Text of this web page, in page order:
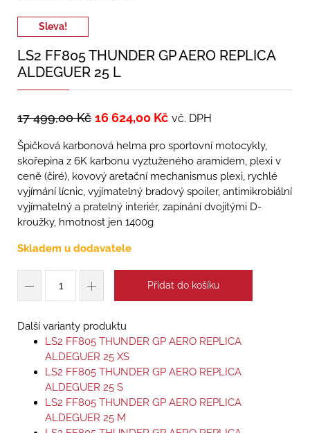
Sleva!
LS2 FF805 THUNDER GP AERO REPLICA
ALDEGUER 25 L
17 499,00Kč 16 624,00 Kč vč. DPH
Špičková karbonová helma pro sportovní motocykly,
skořepina z 6K karbonu vyztuženého aramidem, plexi v
ceně (čiré), kovový aretační mechanismus plexi, rychlé
vyjímání lícnic, vyjímatelný bradový spoiler, antimikrobiální
vyjímatelný a pratelný interiér, zapínání dvojitými D-
kroužky, hmotnost jen 1400g
Skladem u dodavatele
Přidat do košíku
Další varianty produktu
LS2 FF805 THUNDER GP AERO REPLICA
ALDEGUER 25 XS
LS2 FF805 THUNDER GP AERO REPLICA
ALDEGUER 25 S
LS2 FF805 THUNDER GP AERO REPLICA
ALDEGUER 25 M